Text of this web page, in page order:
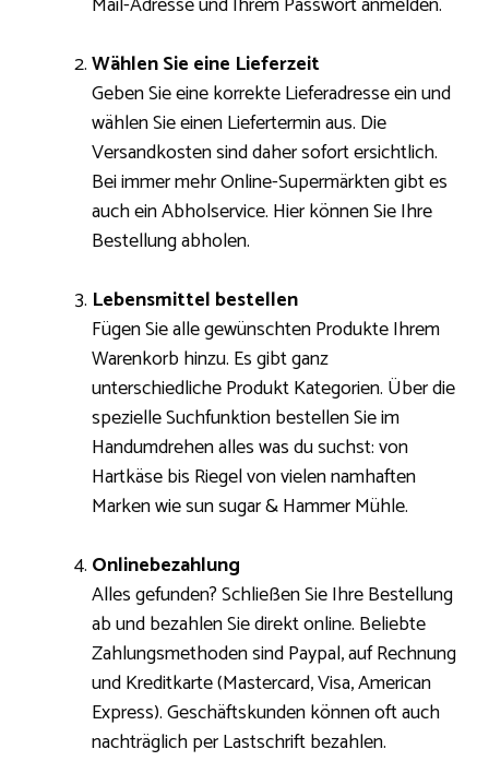
Wählen Sie eine Lieferzeit
Geben Sie eine korrekte Lieferadresse ein und
wählen Sie einen Liefertermin aus. Die
Versandkosten sind daher sofort ersichtlich.
Bei immer mehr Online-Supermärkten gibt es
auch ein Abholservice. Hier können Sie Ihre
Bestellung abholen.
Lebensmittel bestellen
Fügen Sie alle gewünschten Produkte Ihrem
Warenkorb hinzu. Es gibt ganz
unterschiedliche Produkt Kategorien. Über die
spezielle Suchfunktion bestellen Sie im
Handumdrehen alles was du suchst: von
Hartkäse bis Riegel von vielen namhaften
Marken wie sun sugar & Hammer Mühle.
Onlinebezahlung
Alles gefunden? Schließen Sie Ihre Bestellung
ab und bezahlen Sie direkt online. Beliebte
Zahlungsmethoden sind Paypal, auf Rechnung
und Kreditkarte (Mastercard, Visa, American
Express). Geschäftskunden können oft auch
nachträglich per Lastschrift bezahlen.